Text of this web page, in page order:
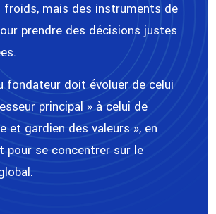
froids, mais des instruments de
prendre des décisions justes
fondateur doit évoluer de celui
principal » à celui de
et gardien des valeurs », en
pour se concentrer sur le